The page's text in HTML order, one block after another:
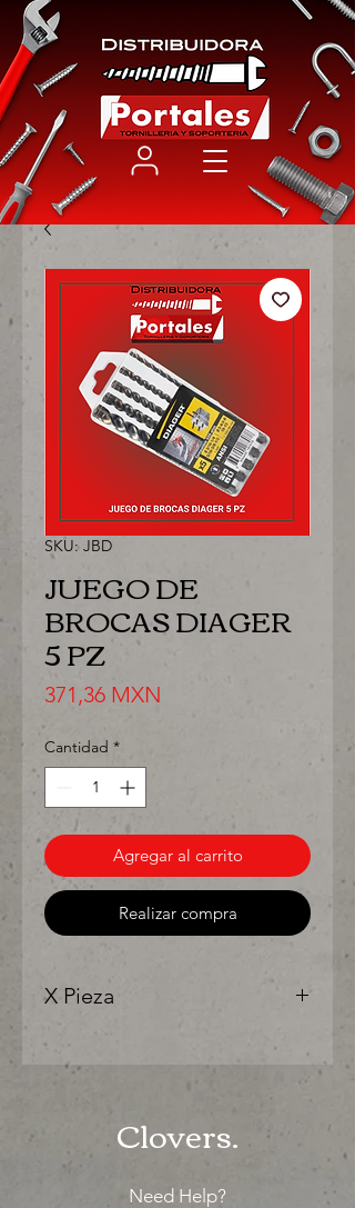
SKU: JBD
JUEGO DE
BROCAS DIAGER
5 PZ
371,36 MXN
Cantidad *
Agregar al carrito
Realizar compra
X Pieza
"Ya sea para comprar o para surtir,
solo los mejores precios para tu
Clovers.
Need Help?